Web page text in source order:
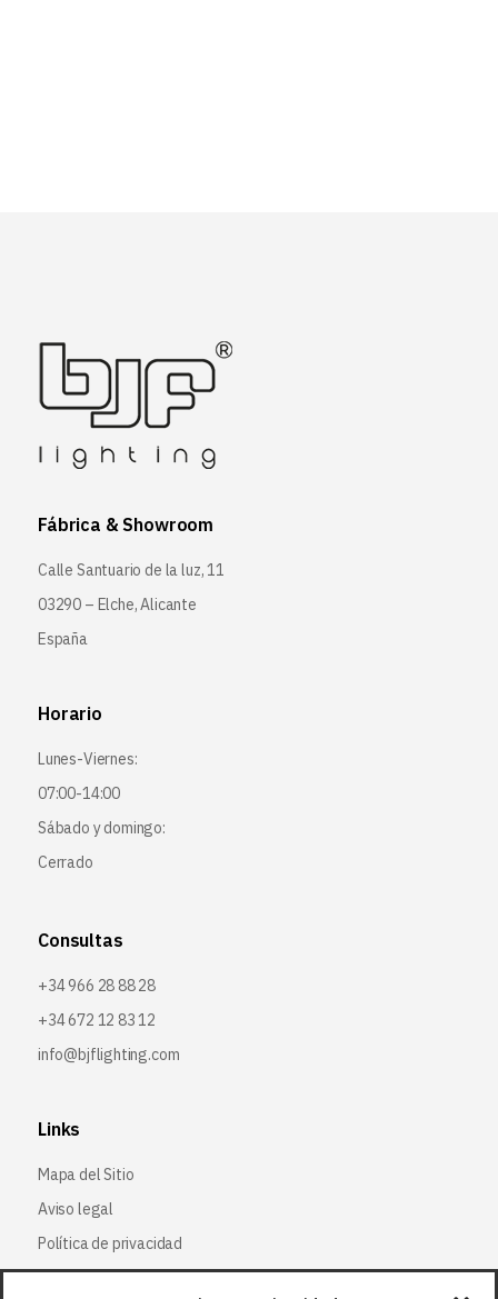
Fábrica & Showroom
Calle Santuario de la luz, 11
03290 – Elche, Alicante
España
Horario
Lunes-Viernes:
07:00-14:00
Sábado y domingo:
Cerrado
Consultas
+34 966 28 88 28
+34 672 12 83 12
info@bjflighting.com
Links
Mapa del Sitio
Aviso legal
Política de privacidad
Política de cookies